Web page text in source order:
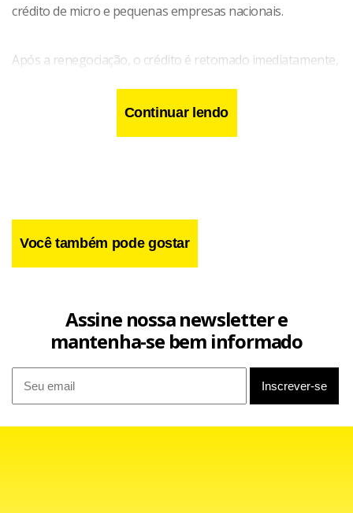
crédito de micro e pequenas empresas nacionais.
Após a renegociação, o crédito é retomado imediatamente,
o que pode impulsionar novamente seus negócios, gerar
empregos, renda e fortalecer o desenvolvimento local.
Continuar lendo
Você também pode gostar
Assine nossa newsletter e
mantenha-se bem informado